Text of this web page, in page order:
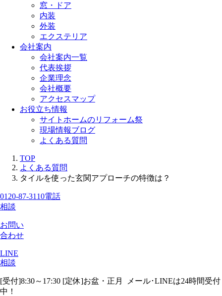
窓・ドア
内装
外装
エクステリア
会社案内
会社案内一覧
代表挨拶
企業理念
会社概要
アクセスマップ
お役立ち情報
サイトホームのリフォーム祭
現場情報ブログ
よくある質問
TOP
よくある質問
タイルを使った玄関アプローチの特徴は？
0120-87-3110電話
相談
お問い
合わせ
LINE
相談
[受付]8:30～17:30 [定休]お盆・正月
メール･LINEは24時間受付
中！